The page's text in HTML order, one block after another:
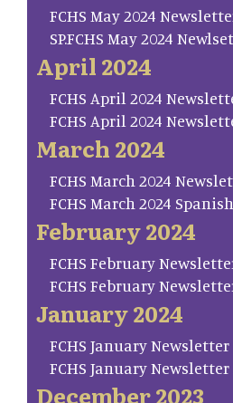
FCHS May 2024
SP.FCHS May 2024
April 2024
FCHS April 2024
FCHS April 2024
March 2024
FCHS March 2024
FCHS March 2024
February 2024
FCHS February
FCHS February
January 2024
FCHS January Newsletter
FCHS January
December 2023